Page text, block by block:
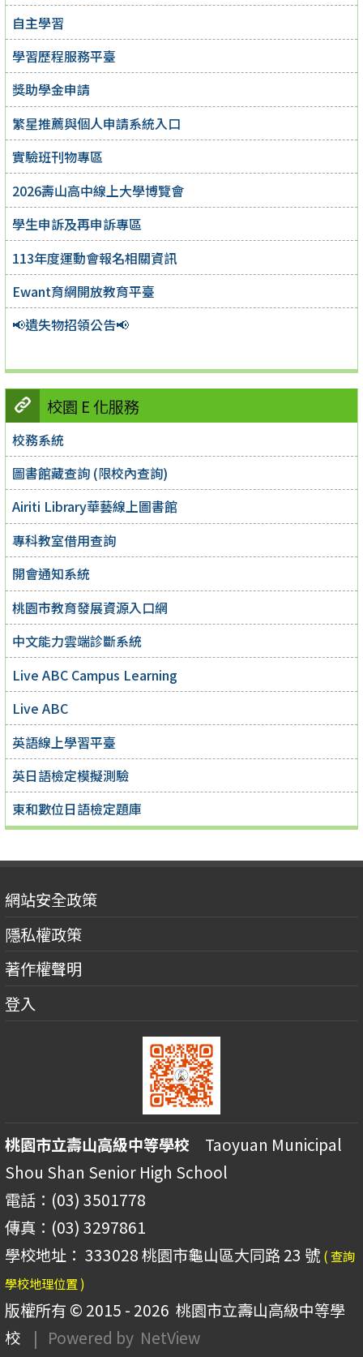
自主學習
學習歷程服務平臺
獎助學金申請
繁星推薦與個人申請系統入口
實驗班刊物專區
2026壽山高中線上大學博覽會
學生申訴及再申訴專區
113年度運動會報名相關資訊
Ewant育網開放教育平臺
📢遺失物招領公告📢
校園 E 化服務
校務系統
圖書館藏查詢 (限校內查詢)
Airiti Library華藝線上圖書館
專科教室借用查詢
開會通知系統
桃園市教育發展資源入口網
中文能力雲端診斷系統
Live ABC Campus Learning
Live ABC
英語線上學習平臺
英日語檢定模擬測驗
東和數位日語檢定題庫
網站安全政策
隱私權政策
著作權聲明
登入
桃園市立壽山高級中等學校 Taoyuan Municipal
Shou Shan Senior High School
電話：(03) 3501778
傳真：(03) 3297861
學校地址： 333028 桃園市龜山區大同路 23 號 ( 查詢
學校地理位置 )
版權所有 © 2015 - 2026 桃園市立壽山高級中等學
校
| Powered by NetView